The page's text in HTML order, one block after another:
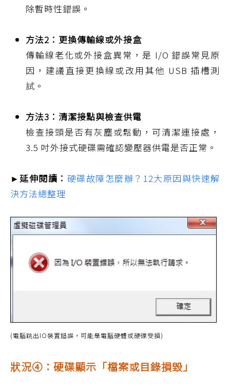
除暫時性錯誤。
方法2：更換傳輸線或外接盒
傳輸線老化或外接盒異常，是 I/O 錯誤常見原
因，建議直接更換線或改用其他 USB 插槽測
試。
方法3：清潔接點與檢查供電
檢查接頭是否有灰塵或鬆動，可清潔連接處，
3.5 吋外接式硬碟需確認變壓器供電是否正常。
►延伸閱讀： 硬碟故障怎麼辦？12大原因與快速解
決方法總整理
(電腦跳出IO裝置錯誤，可能是電腦硬體或硬碟受損)
狀況④：硬碟顯示「檔案或目錄損毀」